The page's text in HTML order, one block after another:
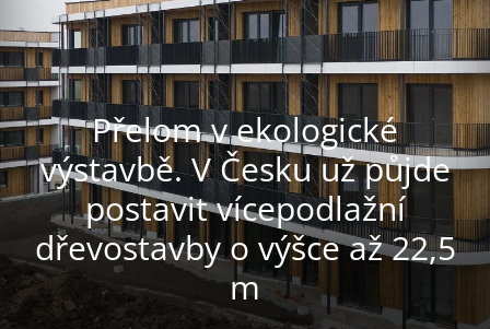
Přelom v ekologické
výstavbě. V Česku už půjde
postavit vícepodlažní
dřevostavby o výšce až 22,5
m